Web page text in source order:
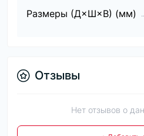
Размеры (Д×Ш×В) (мм)
Отзывы
Нет отзывов о